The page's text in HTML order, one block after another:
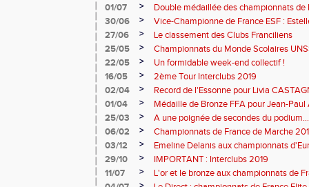
01/07
>
Double médaillée des championnats de
30/06
>
Vice-Championne de France ESF :
27/06
>
Le classement des Clubs Franciliens
25/05
>
Championnats du Monde Scolaires
22/05
>
Un formidable week-end collectif !
16/05
>
2ème Tour Interclubs 2019
02/04
>
Record de l'Essonne pour Livia
01/04
>
Médaille de Bronze FFA pour Jean-Paul
25/03
>
A une poignée de secondes du podium...
06/02
>
Championnats de France de Marche
03/12
>
Emeline Delanis aux championnats
29/10
>
IMPORTANT : Interclubs 2019
11/07
>
L'or et le bronze aux championnats de